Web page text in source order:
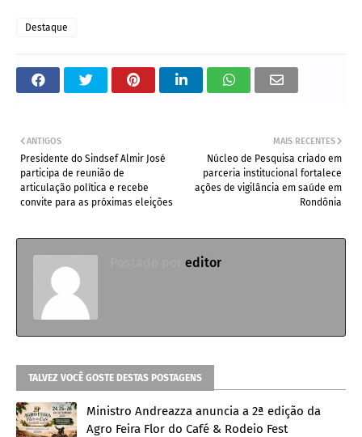
Destaque
MAIS RECENTES
Núcleo de Pesquisa criado em
parceria institucional fortalece
ações de vigilância em saúde em
Rondônia
ANTIGOS
Presidente do Sindsef Almir José
participa de reunião de
articulação política e recebe
convite para as próximas eleições
editor
TALVEZ VOCÊ GOSTE DESTAS POSTAGENS
Ministro Andreazza anuncia a 2ª edição da
Agro Feira Flor do Café & Rodeio Fest